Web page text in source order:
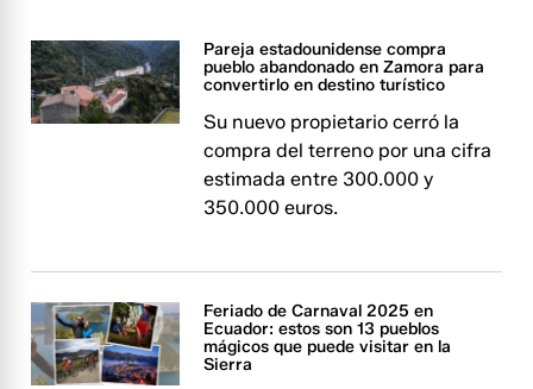
Pareja estadounidense compra
pueblo abandonado en Zamora para
convertirlo en destino turístico
Su nuevo propietario cerró la
compra del terreno por una cifra
estimada entre 300.000 y
350.000 euros.
Feriado de Carnaval 2025 en
Ecuador: estos son 13 pueblos
mágicos que puede visitar en la
Sierra